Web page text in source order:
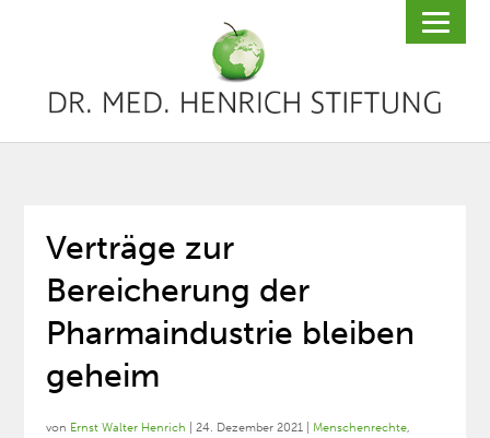
Verträge zur
Bereicherung der
Pharmaindustrie bleiben
geheim
von Ernst Walter Henrich |24. Dezember 2021 Menschenrechte,